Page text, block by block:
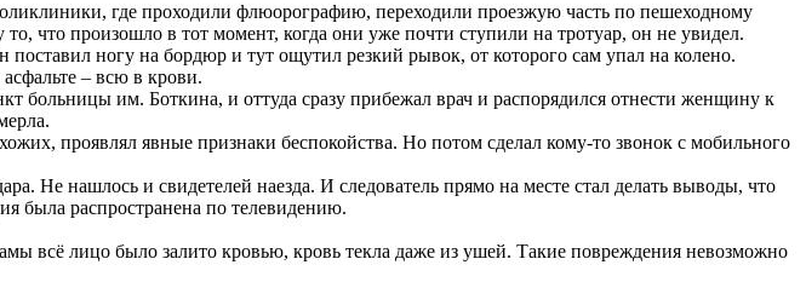
где проходили флюорографию, переходили проезжую часть по пешеходному
что произошло в тот момент, когда они уже почти ступили на тротуар, он не увидел.
ногу на бордюр и тут ощутил резкий рывок, от которого сам упал на колено.
– всю в крови.
больницы им. Боткина, и оттуда сразу прибежал врач и распорядился отнести женщину к
проявлял явные признаки беспокойства. Но потом сделал кому-то звонок с мобильного
нашлось и свидетелей наезда. И следователь прямо на месте стал делать выводы, что
была распространена по телевидению.
всё лицо было залито кровью, кровь текла даже из ушей. Такие повреждения невозможно